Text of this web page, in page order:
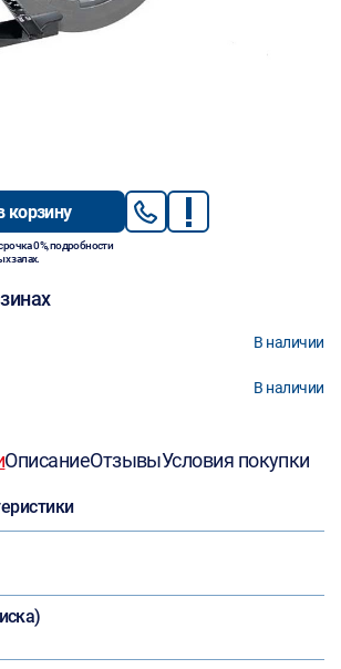
корзину
0%, подробности
залах.
В наличии
В наличии
ОписаниеОтзывыУсловия покупки